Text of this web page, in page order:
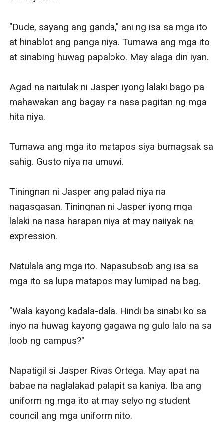
"Dude, sayang ang ganda," ani ng isa sa mga ito
at hinablot ang panga niya. Tumawa ang mga ito
at sinabing huwag papaloko. May alaga din iyan.
Agad na naitulak ni Jasper iyong lalaki bago pa
mahawakan ang bagay na nasa pagitan ng mga
hita niya.
Tumawa ang mga ito matapos siya bumagsak sa
sahig. Gusto niya na umuwi.
Tiningnan ni Jasper ang palad niya na
nagasgasan. Tiningnan ni Jasper iyong mga
lalaki na nasa harapan niya at may naiiyak na
expression.
Natulala ang mga ito. Napasubsob ang isa sa
mga ito sa lupa matapos may lumipad na bag.
"Wala kayong kadala-dala. Hindi ba sinabi ko sa
inyo na huwag kayong gagawa ng gulo lalo na sa
loob ng campus?"
Napatigil si Jasper Rivas Ortega. May apat na
babae na naglalakad palapit sa kaniya. Iba ang
uniform ng mga ito at may selyo ng student
council ang mga uniform nito.